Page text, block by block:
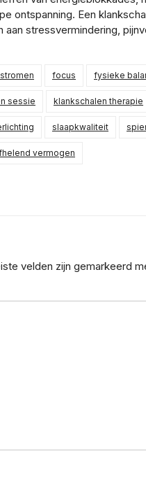
ontspanning. Een
stressvermindering,
focus fysieke
sessie klankschalen therapie
slaapkwaliteit
vermogen
velden zijn gemarkeerd